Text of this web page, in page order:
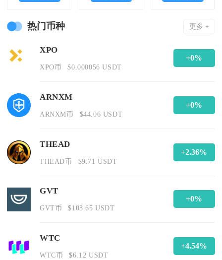
热门币种 更多 +
XPO
XPO币 $0.000056 USDT
+0%
ARNXM
ARNXM币 $44.06 USDT
+0%
THEAD
THEAD币 $9.71 USDT
+2.36%
GVT
GVT币 $103.65 USDT
+0%
WTC
WTC币 $6.12 USDT
+4.54%